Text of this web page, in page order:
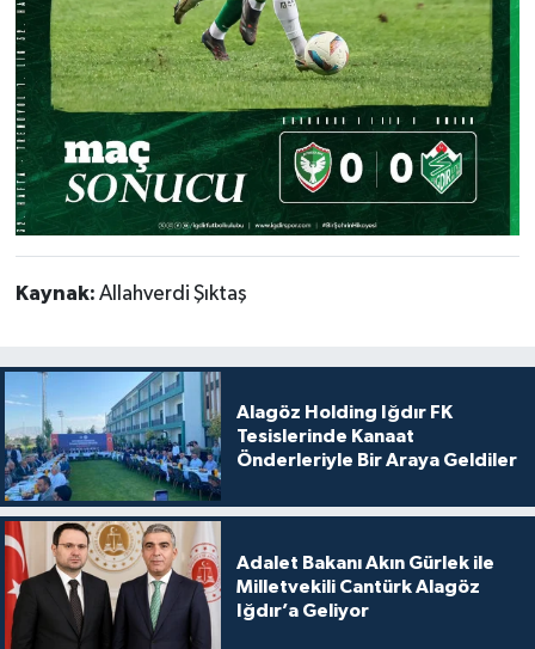
Kaynak: Allahverdi Şıktaş
Alagöz Holding Iğdır FK
Tesislerinde Kanaat
Önderleriyle Bir Araya Geldiler
Adalet Bakanı Akın Gürlek ile
Milletvekili Cantürk Alagöz
Iğdır’a Geliyor